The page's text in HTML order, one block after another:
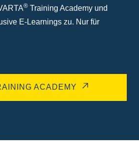
® Training Academy und
E-Learnings zu. Nur für
ACADEMY